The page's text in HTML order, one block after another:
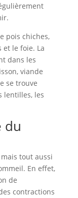
pois chiches,
et le foie. La
dans les
viande
se trouve
lentilles, les
du
tout aussi
En effet,
de
contractions